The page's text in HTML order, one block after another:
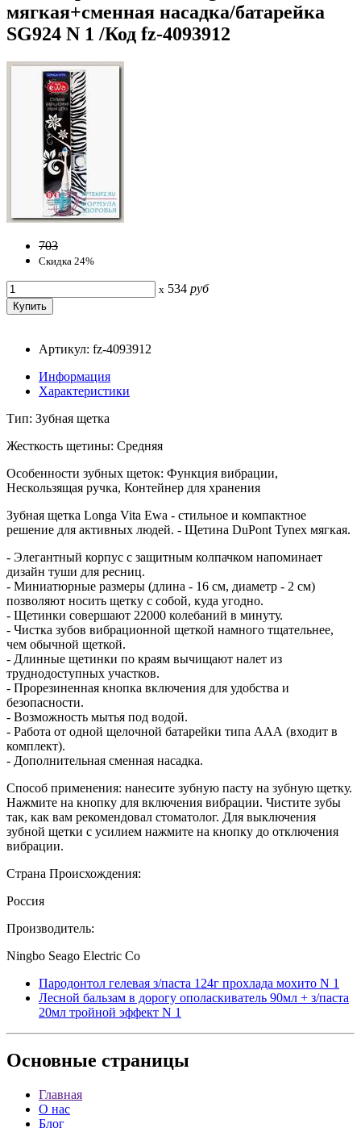
мягкая+сменная насадка/батарейка
SG924 N 1 /Код fz-4093912
703
Скидка 24%
x 534 руб
Артикул: fz-4093912
Информация
Характеристики
Тип: Зубная щетка
Жесткость щетины: Средняя
Особенности зубных щеток: Функция вибрации,
Нескользящая ручка, Контейнер для хранения
Зубная щетка Longa Vita Ewa - стильное и компактное
решение для активных людей. - Щетина DuPont Tynex мягкая.
- Элегантный корпус с защитным колпачком напоминает
дизайн туши для ресниц.
- Миниатюрные размеры (длина - 16 см, диаметр - 2 см)
позволяют носить щетку с собой, куда угодно.
- Щетинки совершают 22000 колебаний в минуту.
- Чистка зубов вибрационной щеткой намного тщательнее,
чем обычной щеткой.
- Длинные щетинки по краям вычищают налет из
труднодоступных участков.
- Прорезиненная кнопка включения для удобства и
безопасности.
- Возможность мытья под водой.
- Работа от одной щелочной батарейки типа ААА (входит в
комплект).
- Дополнительная сменная насадка.
Способ применения: нанесите зубную пасту на зубную щетку.
Нажмите на кнопку для включения вибрации. Чистите зубы
так, как вам рекомендовал стоматолог. Для выключения
зубной щетки с усилием нажмите на кнопку до отключения
вибрации.
Страна Происхождения:
Россия
Производитель:
Ningbo Seago Electric Co
Пародонтол гелевая з/паста 124г прохлада мохито N 1
Лесной бальзам в дорогу ополаскиватель 90мл + з/паста
20мл тройной эффект N 1
Основные страницы
Главная
О нас
Блог